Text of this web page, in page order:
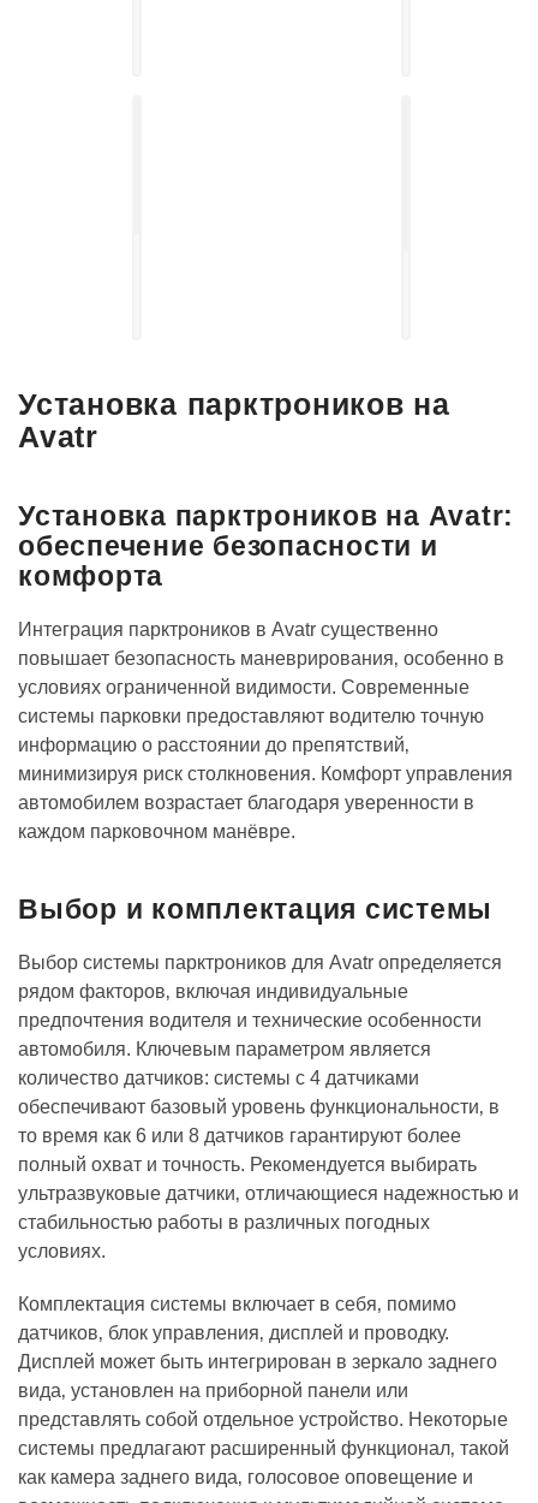
Установка парктроников на
Avatr
Установка парктроников на Avatr:
обеспечение безопасности и
комфорта
Интеграция парктроников в Avatr существенно
повышает безопасность маневрирования‚ особенно в
условиях ограниченной видимости. Современные
системы парковки предоставляют водителю точную
информацию о расстоянии до препятствий‚
минимизируя риск столкновения. Комфорт управления
автомобилем возрастает благодаря уверенности в
каждом парковочном манёвре.
Выбор и комплектация системы
Выбор системы парктроников для Avatr определяется
рядом факторов‚ включая индивидуальные
предпочтения водителя и технические особенности
автомобиля. Ключевым параметром является
количество датчиков: системы с 4 датчиками
обеспечивают базовый уровень функциональности‚ в
то время как 6 или 8 датчиков гарантируют более
полный охват и точность. Рекомендуется выбирать
ультразвуковые датчики‚ отличающиеся надежностью и
стабильностью работы в различных погодных
условиях.
Комплектация системы включает в себя‚ помимо
датчиков‚ блок управления‚ дисплей и проводку.
Дисплей может быть интегрирован в зеркало заднего
вида‚ установлен на приборной панели или
представлять собой отдельное устройство. Некоторые
системы предлагают расширенный функционал‚ такой
как камера заднего вида‚ голосовое оповещение и